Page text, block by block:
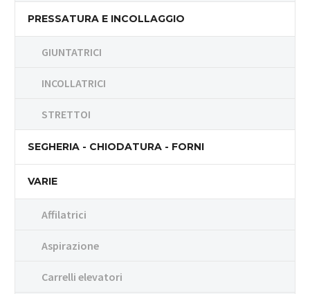
PRESSATURA E INCOLLAGGIO
GIUNTATRICI
INCOLLATRICI
STRETTOI
SEGHERIA - CHIODATURA - FORNI
VARIE
Affilatrici
Aspirazione
Carrelli elevatori